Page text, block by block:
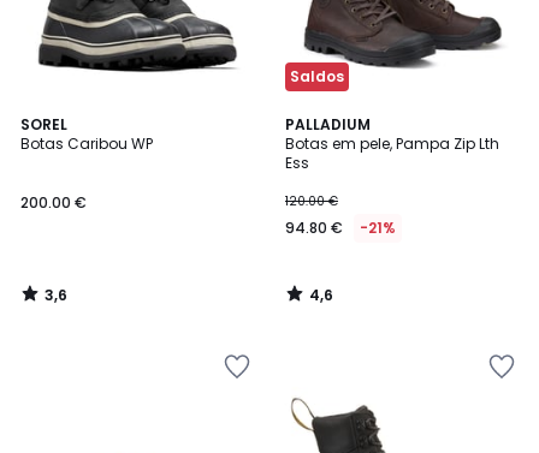
SOREL
Botas Caribou WP
200.00 €
3,6
/ 5
3,6
/
Saldos
PALLADIUM
Botas em pele, Pampa Zip Lth
Ess
120.00 €
94.80 € -21%
4,6
/ 5
4,6
/